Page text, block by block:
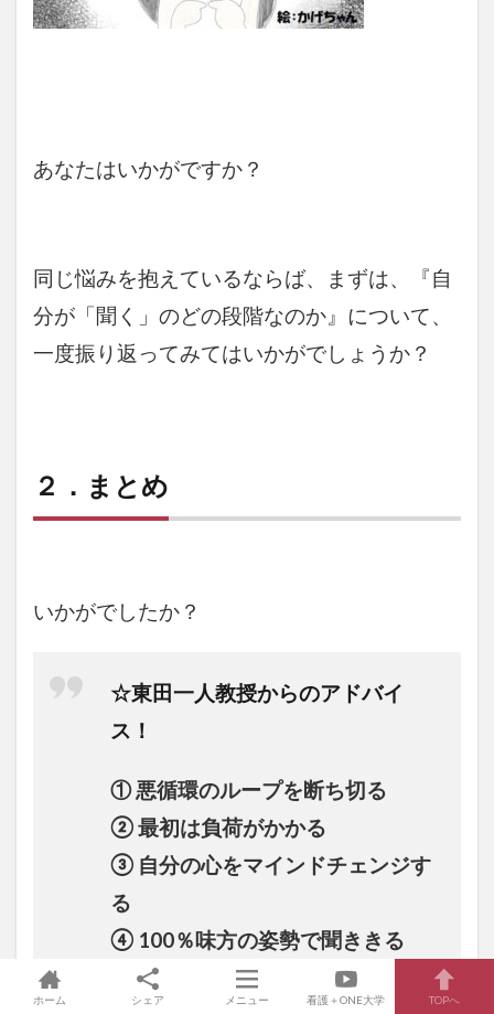
あなたはいかがですか？
同じ悩みを抱えているならば、まずは、『自
分が「聞く」のどの段階なのか』について、
一度振り返ってみてはいかがでしょうか？
２．まとめ
いかがでしたか？
☆東田一人教授からのアドバイ
ス！
① 悪循環のループを断ち切る
② 最初は負荷がかかる
③ 自分の心をマインドチェンジす
る
④ 100％味方の姿勢で聞ききる
「プロの極意」：東田一人教授の
ホーム シェア メニュー 看護＋ONE大学 TOPへ